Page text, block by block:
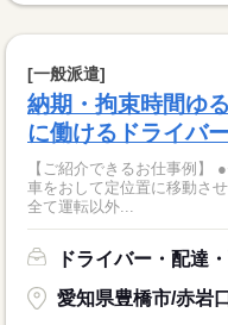
[一般派遣]
納期・拘束時間ゆ
に働けるドライバー
【ご紹介できるお仕事例】
車をおして定位置に移動さ
全て運転以外...
ドライバー・配達
愛知県豊橋市/赤岩